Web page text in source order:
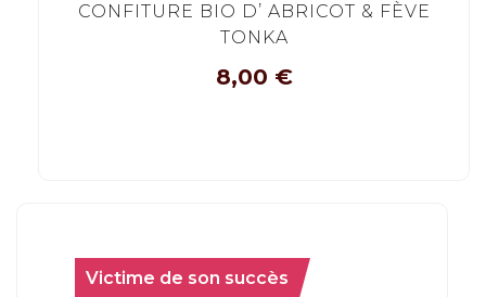
CONFITURE BIO D’ ABRICOT & FÈVE
TONKA
8,00 €
Victime de son succès